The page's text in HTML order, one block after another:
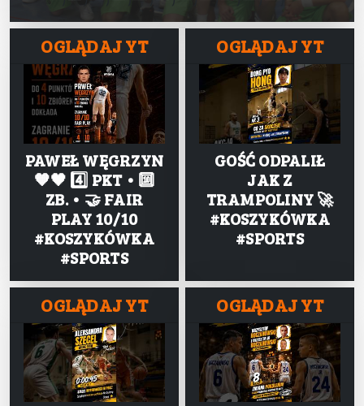
OGLĄDAJ YT
PAWEŁ WĘGRZYN
🧡🖤 4️⃣ PKT • 🔟
ZB. • 🤝 FAIR
PLAY 10/10
#KOSZYKÓWKA
#SPORTS
OGLĄDAJ YT
GOŚĆ ODPALIŁ
JAK Z
TRAMPOLINY 🚀
#KOSZYKÓWKA
#SPORTS
OGLĄDAJ YT OGLĄDAJ YT